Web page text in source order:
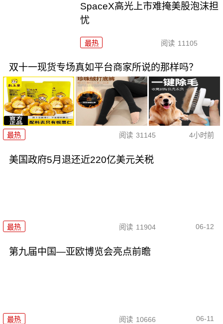
SpaceX高光上市难掩美股泡沫担
忧
最热 阅读 11105
双十一现货专场真如平台商家所说的那样吗？
最热 阅读 31145 4小时前
美国政府5月退还近220亿美元关税
最热 阅读 11904 06-12
第九届中国—亚欧博览会亮点前瞻
最热 阅读 10666 06-11